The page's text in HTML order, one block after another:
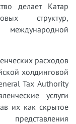
делает Катар
структур,
расходов
холдинговой
Tax Authority
услуги
их как скрытое